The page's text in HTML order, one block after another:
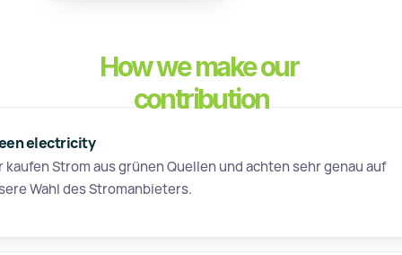
electricity
kaufen Strom aus grünen Quellen und achten sehr genau auf
Wahl des Stromanbieters.
How we make our
contribution